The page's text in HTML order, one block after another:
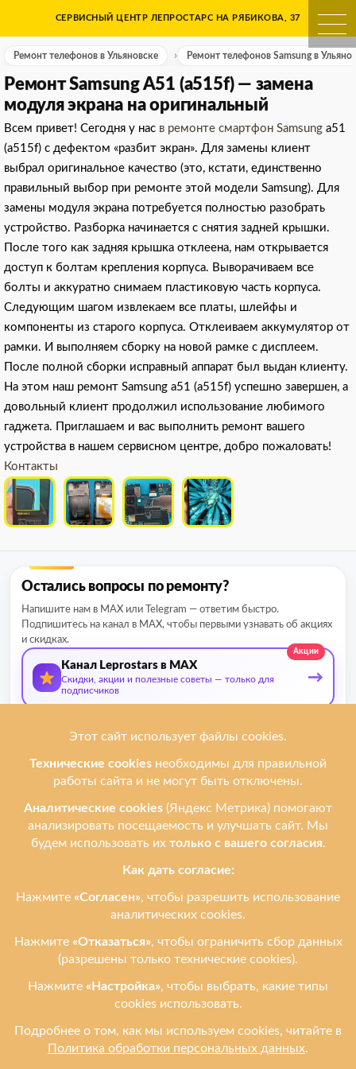
content
Ремонт телефонов в
СЕРВИСНЫЙ ЦЕНТР ЛЕПРОСТАРС НА РЯБИКОВА, 37
Ремонт телефонов в Ульяновске Ремонт телефонов Samsung в
Ремонт Samsung A51 (a515f) — замена
модуля экрана на оригинальный
Всем привет! Сегодня у нас в ремонте смартфон Samsung a51
(a515f) с дефектом «разбит экран». Для замены клиент
выбрал оригинальное качество (это, кстати, единственно
правильный выбор при ремонте этой модели Samsung). Для
замены модуля экрана потребуется полностью разобрать
устройство. Разборка начинается с снятия задней крышки.
После того как задняя крышка отклеена, нам открывается
доступ к болтам крепления корпуса. Выворачиваем все
болты и аккуратно снимаем пластиковую часть корпуса.
Следующим шагом извлекаем все платы, шлейфы и
компоненты из старого корпуса. Отклеиваем аккумулятор от
рамки. И выполняем сборку на новой рамке с дисплеем.
После полной сборки исправный аппарат был выдан клиенту.
На этом наш ремонт Samsung a51 (a515f) успешно завершен, а
довольный клиент продолжил использование любимого
гаджета. Приглашаем и вас выполнить ремонт вашего
устройства в нашем сервисном центре, добро пожаловать!
Контакты
Остались вопросы по ремонту?
Напишите нам в MAX или Telegram — ответим быстро.
Подпишитесь на канал в MAX, чтобы первыми узнавать об акциях
и скидках.
Акции
Канал Leprostars в MAX
Скидки, акции и полезные советы — только для
подписчиков
→
О нас
Мы ремонтируем
Ремонтируем бренды
Контакты
Ульяновск, ул. Рябикова, 37
Фото входа и ориентиры →
leprostars@gmail.com
Пн–Пт: 11:00–18:00